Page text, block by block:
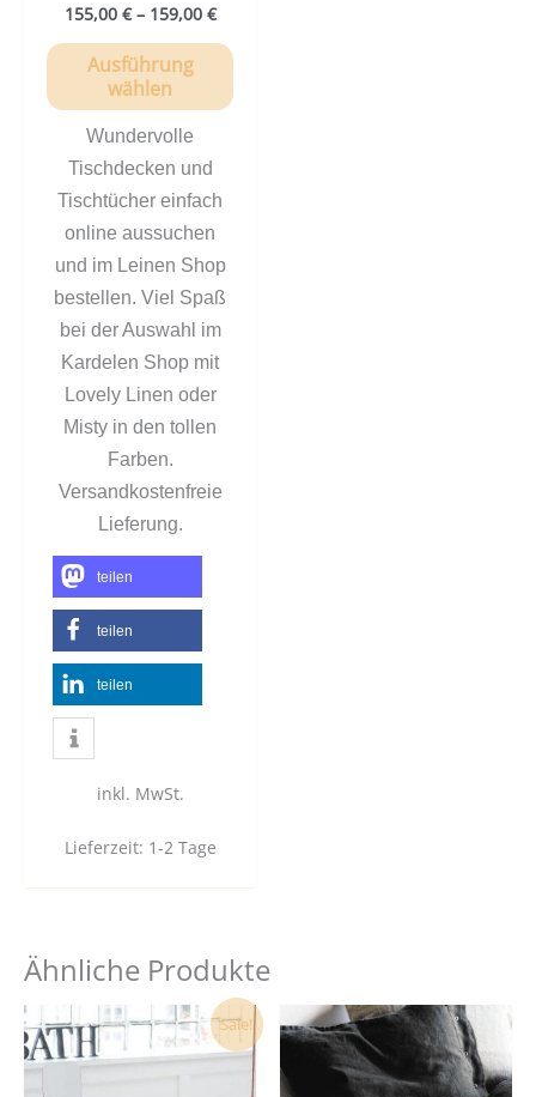
155,00 €– 159,00 €
Ausführung
wählen
Wundervolle
Tischdecken und
Tischtücher einfach
online aussuchen
und im Leinen Shop
bestellen. Viel Spaß
bei der Auswahl im
Kardelen Shop mit
Lovely Linen oder
Misty in den tollen
Farben.
Versandkostenfreie
Lieferung.
teilen
teilen
teilen
inkl. MwSt.
Lieferzeit: 1-2 Tage
Ähnliche Produkte
Sale!
Ursprünglicher
Preis
war:
Aktueller
Preis
ist:
29,50 €.
weist